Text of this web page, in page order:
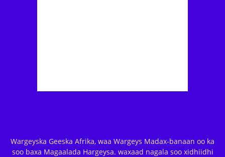
Wargeyska Geeska Afrika, waa Wargeys Madax-banaan oo ka
soo baxa Magaalada Hargeysa. waxaad nagala soo xidhiidhi